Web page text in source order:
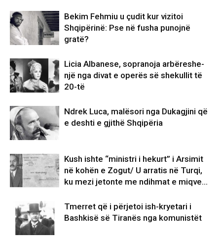
Bekim Fehmiu u çudit kur vizitoi
Shqipërinë: Pse në fusha punojnë
gratë?
Licia Albanese, sopranoja arbëreshe-
një nga divat e operës së shekullit të
20-të
Ndrek Luca, malësori nga Dukagjini që
e deshti e gjithë Shqipëria
Kush ishte “ministri i hekurt” i Arsimit
në kohën e Zogut/ U arratis në Turqi,
ku mezi jetonte me ndihmat e miqve…
Tmerret që i përjetoi ish-kryetari i
Bashkisë së Tiranës nga komunistët